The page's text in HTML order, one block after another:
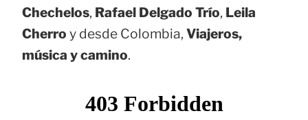
Chechelos, Rafael Delgado Trío, Leila
Cherro y desde Colombia, Viajeros,
música y camino.